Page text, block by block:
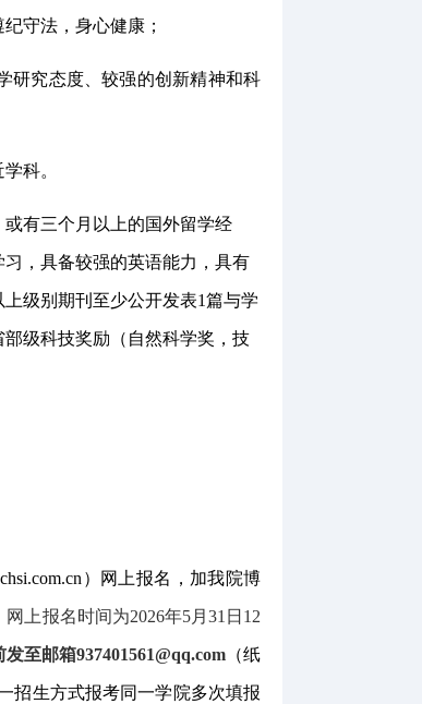
守法，身心健康；
研究态度、较强的创新精神和科
科。
有三个月以上的国外留学经
，具备较强的英语能力，具有
级别期刊至少公开发表1篇与学
部级科技奖励（自然科学奖 ，技
）网上报名，加我院博
网上报名时间为2026年5月31日12
发至邮箱937401561@qq.com（纸
招生方式报考同一学院多次填报